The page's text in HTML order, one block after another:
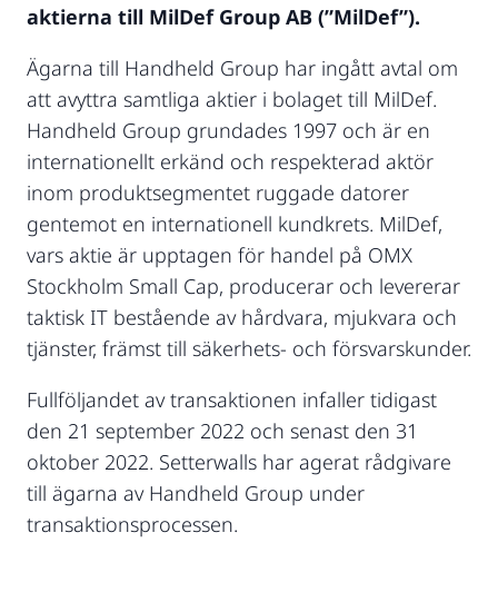
aktierna till MilDef Group AB (”MilDef”).
Ägarna till Handheld Group har ingått avtal om
att avyttra samtliga aktier i bolaget till MilDef.
Handheld Group grundades 1997 och är en
internationellt erkänd och respekterad aktör
inom produktsegmentet ruggade datorer
gentemot en internationell kundkrets. MilDef,
vars aktie är upptagen för handel på OMX
Stockholm Small Cap, producerar och levererar
taktisk IT bestående av hårdvara, mjukvara och
tjänster, främst till säkerhets- och försvarskunder.
Fullföljandet av transaktionen infaller tidigast
den 21 september 2022 och senast den 31
oktober 2022. Setterwalls har agerat rådgivare
till ägarna av Handheld Group under
transaktionsprocessen.